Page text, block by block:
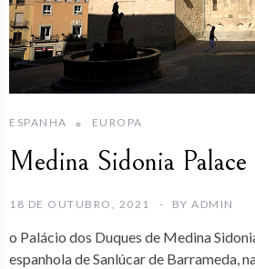
ESPANHA EUROPA
Medina Sidonia Palace
18 DE OUTUBRO, 2021 BY ADMIN
o Palácio dos Duques de Medina
espanhola de Sanlúcar de Barrameda,